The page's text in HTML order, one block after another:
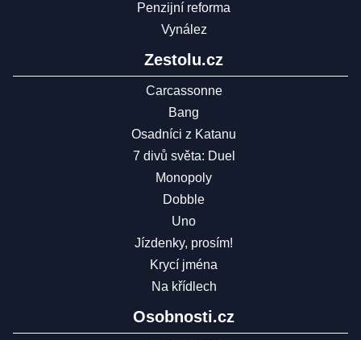
Penzijní reforma
Vynález
Zestolu.cz
Carcassonne
Bang
Osadníci z Katanu
7 divů světa: Duel
Monopoly
Dobble
Uno
Jízdenky, prosím!
Krycí jména
Na křídlech
Osobnosti.cz